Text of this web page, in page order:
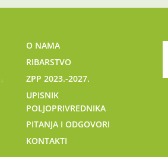
O NAMA
RIBARSTVO
ZPP 2023.-2027.
UPISNIK
POLJOPRIVREDNIKA
PITANJA I ODGOVORI
KONTAKTI